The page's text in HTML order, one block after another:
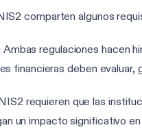
comparten algunos
Ambas regulaciones hacen
financieras deben
requieren que las
un impacto significativo